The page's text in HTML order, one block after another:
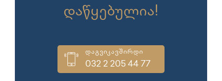
დაწყებულია!
დაგვიკავშირდი
032 2 205 44 77